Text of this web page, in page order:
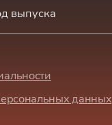
выпуска
данных